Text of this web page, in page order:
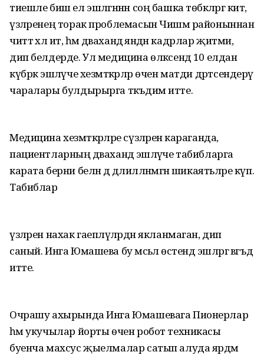
тиешле биш ел эшләгәннән соң башка төбәкләргә китә,
үзләренең торак проблемасын Чишмә районыннан
читтә хәл итә, һәм дәваханәдә янәдән кадрлар җитми,
дип белдерде. Ул медицина өлкәсендә 10 елдан
күбрәк эшләүче хезмәткәрләр өчен матди дәртсендерү
чаралары булдырырга тәкъдим итте.
Медицина хезмәткәрләре сүзләренә караганда,
пациентларның дәваханәдә эшләүче табибларга
карата берни белән дә дәлилләнмәгән шикаятьләре күп.
Табиблар
үзләрен нахак гаепләүләрдән якланмаган, дип
саный. Инга Юмашева бу мәсьәлә өстендә эшләргә вәгъдә
итте.
Очрашу ахырында Инга Юмашевага Пионерлар
һәм укучылар йорты өчен робот техникасы
буенча махсус җыелмалар сатып алуда ярдәм